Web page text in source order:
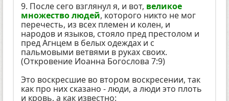
9. После сего взглянул я, и вот, великое
множество людей, которого никто не мог
перечесть, из всех племен и колен, и
народов и языков, стояло пред престолом и
пред Агнцем в белых одеждах и с
пальмовыми ветвями в руках своих.
(Откровение Иоанна Богослова 7:9)
Это воскресшие во втором воскресении, так
как про них сказано - люди, а люди это плоть
и кровь, а как известно: